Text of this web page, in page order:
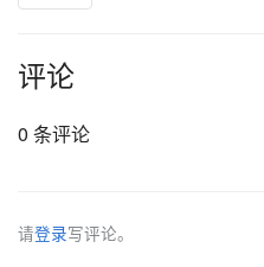
评论
0 条评论
请登录写评论。